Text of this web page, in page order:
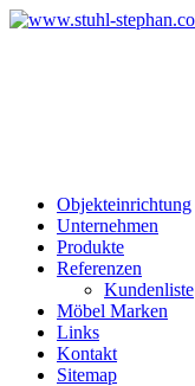
Objekteinrichtung
Unternehmen
Produkte
Referenzen
Kundenliste
Möbel Marken
Links
Kontakt
Sitemap